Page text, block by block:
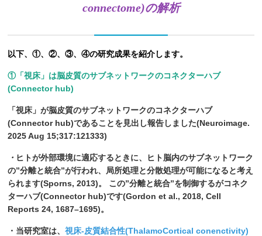
connectome)の解析
以下、①、②、③、④の研究成果を紹介します。
①「視床」は脳皮質のサブネットワークのコネクターハブ
(Connector hub)
「視床」が脳皮質のサブネットワークのコネクターハブ
(Connector hub)であることを見出し報告しました(Neuroimage.
2025 Aug 15;317:121333)
・ ヒトが外部環境に適応するときに、ヒト脳内のサブネットワーク
の”分離と統合”が行われ、局所処理と分散処理が可能になると考え
られます(Sporns, 2013)。 この”分離と統合”を制御するがコネク
ターハブ(Connector hub)です(Gordon et al., 2018, Cell
Reports 24, 1687–1695)。
・当研究室は、視床-皮質結合性(ThalamoCortical conenctivity)